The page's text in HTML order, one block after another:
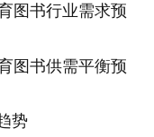
图书行业需求预
图书供需平衡预
势